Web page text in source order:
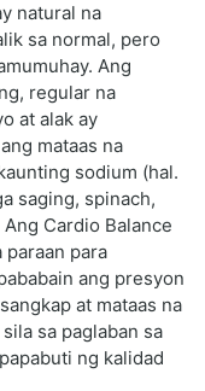
natural na
sa normal, pero
Ang
regular na
at alak ay
mataas na
sodium (hal.
saging, spinach,
Cardio Balance
para
ang presyon
at mataas na
sa paglaban sa
ng kalidad